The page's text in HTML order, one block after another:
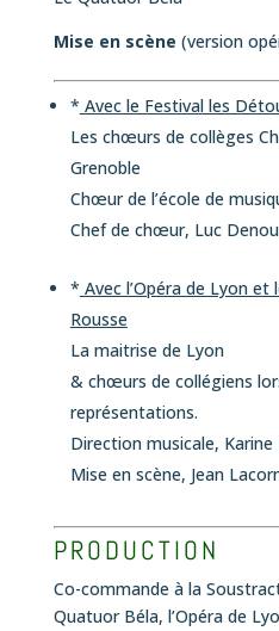
Mise en scène (version
* Avec le Festival les
Les chœurs de collèges
Grenoble
Chœur de l’école de
Chef de chœur, Luc
* Avec l’Opéra de Lyon
Rousse
La maitrise de Lyon
& chœurs de collégiens
représentations.
Direction musicale,
Mise en scène, Jean
PRODUCTION
Co-commande à la
Quatuor Béla, l’Opéra de